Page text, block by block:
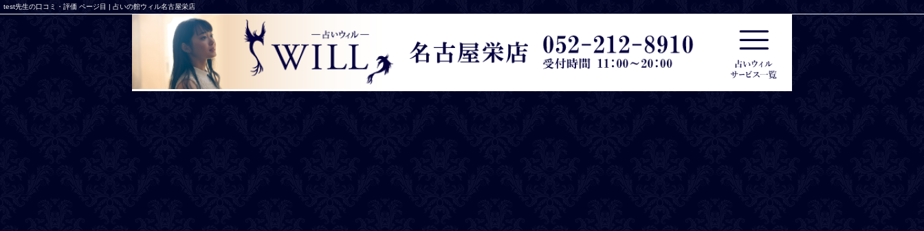
test先生の口コミ・評価 ページ目 | 占いの館ウィル名古屋栄店